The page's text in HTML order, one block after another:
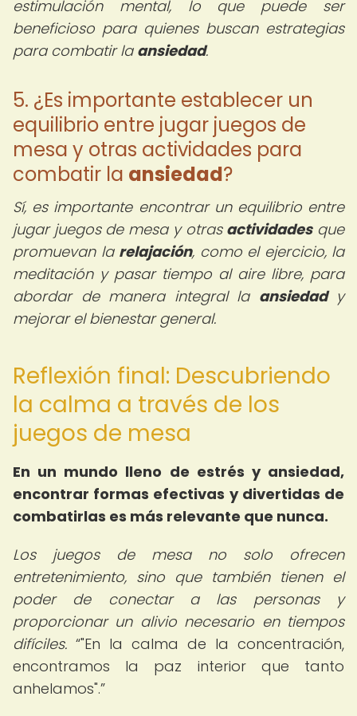
estimulación mental, lo que puede ser
beneficioso para quienes buscan estrategias
para combatir la ansiedad.
5. ¿Es importante establecer un
equilibrio entre jugar juegos de
mesa y otras actividades para
combatir la ansiedad?
Sí, es importante encontrar un equilibrio entre
jugar juegos de mesa y otras actividadesque
promuevan la relajación, como el ejercicio, la
meditación y pasar tiempo al aire libre, para
abordar de manera integral la ansiedady
mejorar el bienestar general.
Reflexión final: Descubriendo
la calma a través de los
juegos de mesa
En un mundo lleno de estrés y ansiedad,
encontrar formas efectivas y divertidas de
combatirlas es más relevante que nunca.
Los juegos de mesa no solo ofrecen
entretenimiento, sino que también tienen el
poder de conectar a las personas y
proporcionar un alivio necesario en tiempos
difíciles.
"En la calma de la concentración,
encontramos la paz interior que tanto
anhelamos".